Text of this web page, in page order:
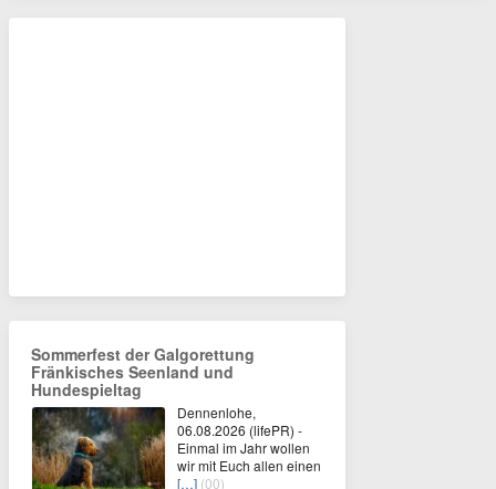
Sommerfest der Galgorettung
Fränkisches Seenland und
Hundespieltag
Dennenlohe,
06.08.2026 (lifePR) -
Einmal im Jahr wollen
wir mit Euch allen einen
[…] (00)